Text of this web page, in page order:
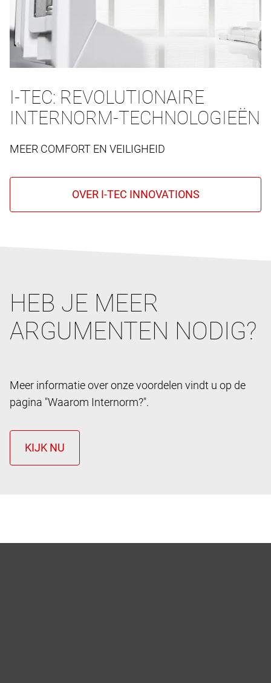
I-TEC: REVOLUTIONAIRE
INTERNORM-TECHNOLOGIEËN
MEER COMFORT EN VEILIGHEID
HEB JE MEER
ARGUMENTEN NODIG?
Meer informatie over onze voordelen vindt u op de
pagina "Waarom Internorm?".